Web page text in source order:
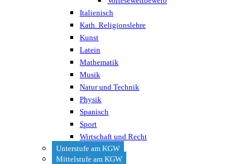
Italienisch
Kath. Religionslehre
Kunst
Latein
Mathematik
Musik
Natur und Technik
Physik
Spanisch
Sport
Wirtschaft und Recht
Unterstufe am KGW
Mittelstufe am KGW